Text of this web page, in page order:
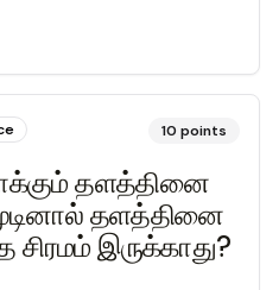
10 points
தளத்தினை
தளத்தினை
இருக்காது?